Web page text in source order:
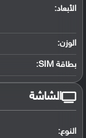
الأبعاد:
الوزن:
بطاقة SIM:
الشاشة
النوع: